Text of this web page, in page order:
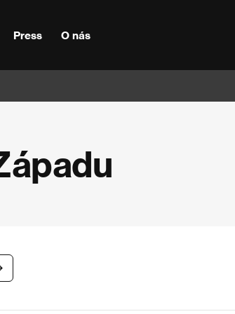
Press O nás